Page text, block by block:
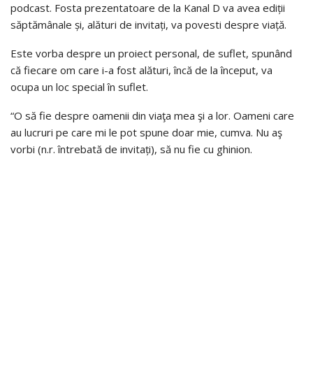
podcast. Fosta prezentatoare de la Kanal D va avea ediții
săptămânale și, alături de invitați, va povesti despre viață.
Este vorba despre un proiect personal, de suflet, spunând
că fiecare om care i-a fost alături, încă de la început, va
ocupa un loc special în suflet.
“O să fie despre oamenii din viaţa mea şi a lor. Oameni care
au lucruri pe care mi le pot spune doar mie, cumva. Nu aş
vorbi (n.r. întrebată de invitați), să nu fie cu ghinion.